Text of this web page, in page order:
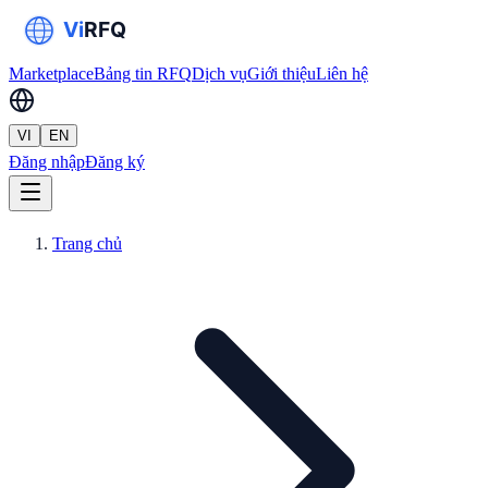
MarketplaceBảng tin RFQDịch vụGiới thiệuLiên hệ
VI EN
Đăng nhậpĐăng ký
Trang chủ